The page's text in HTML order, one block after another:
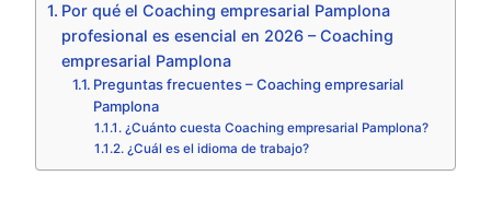
Por qué el Coaching empresarial Pamplona
profesional es esencial en 2026 – Coaching
empresarial Pamplona
Preguntas frecuentes – Coaching empresarial
Pamplona
¿Cuánto cuesta Coaching empresarial Pamplona?
¿Cuál es el idioma de trabajo?